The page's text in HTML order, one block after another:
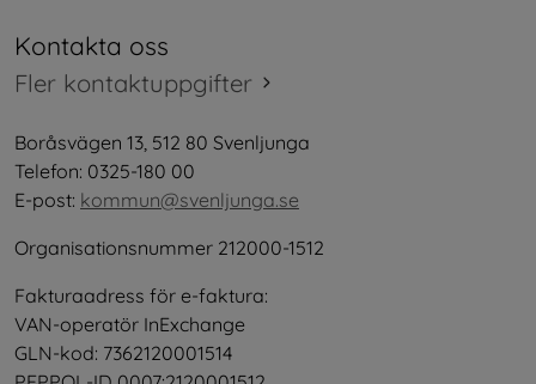
Kontakta oss
Fler kontaktuppgifter
Boråsvägen 13, 512 80 Svenljunga
Telefon: 0325-180 00
E-post: kommun@svenljunga.se
Organisationsnummer 212000-1512
Fakturaadress för e-faktura:
VAN-operatör InExchange
GLN-kod: 7362120001514